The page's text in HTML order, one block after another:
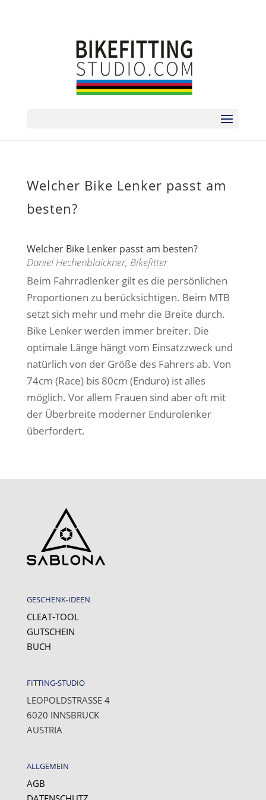
Welcher Bike Lenker passt am
besten?
Welcher Bike Lenker passt am besten?
Daniel Hechenblaickner, Bikefitter
Beim Fahrradlenker gilt es die persönlichen
Proportionen zu berücksichtigen. Beim MTB
setzt sich mehr und mehr die Breite durch.
Bike Lenker werden immer breiter. Die
optimale Länge hängt vom Einsatzzweck und
natürlich von der Größe des Fahrers ab. Von
74cm (Race) bis 80cm (Enduro) ist alles
möglich. Vor allem Frauen sind aber oft mit
der Überbreite moderner Endurolenker
überfordert.
GESCHENK-IDEEN
CLEAT-TOOL
GUTSCHEIN
BUCH
FITTING-STUDIO
LEOPOLDSTRASSE 4
6020 INNSBRUCK
AUSTRIA
ALLGEMEIN
AGB